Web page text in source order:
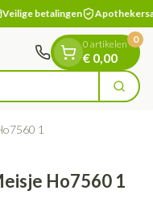
Veilige betalingen
Zoek
0 artikelen
€ 0,00
0
1
Ho7560 1